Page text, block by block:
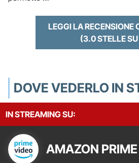
LEGGI LA RECENSIONE
(3.0 STELLE
DOVE VEDERLO IN
IN STREAMING SU:
AMAZON